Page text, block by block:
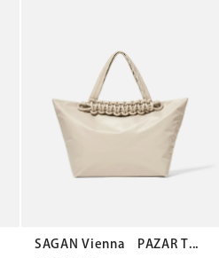
SAGAN Vienna PAZAR T...